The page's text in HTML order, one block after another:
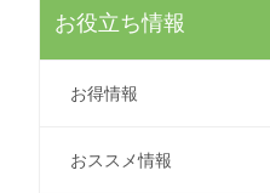
お役立ち情報
お得情報
おススメ情報